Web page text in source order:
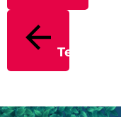
Terug